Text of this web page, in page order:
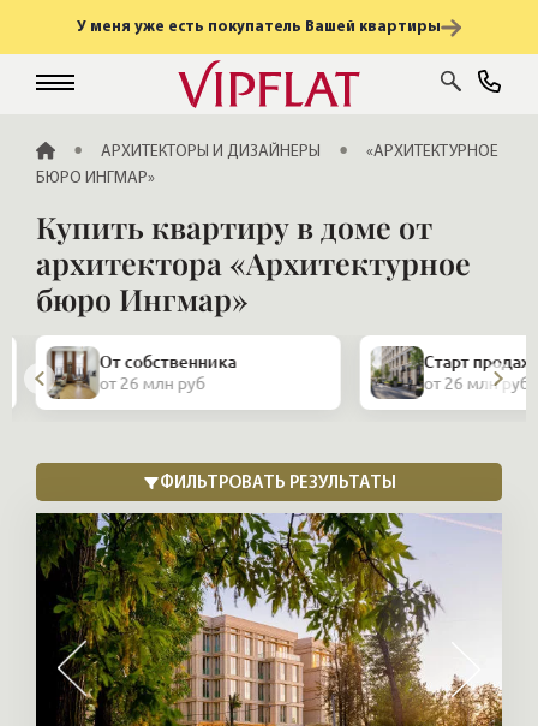
У меня уже есть покупатель Вашей квартиры
ГЛАВНАЯАРХИТЕКТОРЫ И ДИЗАЙНЕРЫ
«АРХИТЕКТУРНОЕ
БЮРО ИНГМАР»
Купить квартиру в доме от
архитектора «Архитектурное
бюро Ингмар»
От собственника
от 26 млн руб
Старт продаж
от 26 млн руб